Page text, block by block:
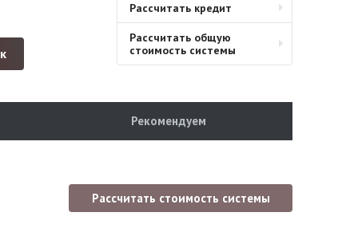
Рассчитать кредит
Рассчитать общую
стоимость системы
Рекомендуем
Рассчитать стоимость системы